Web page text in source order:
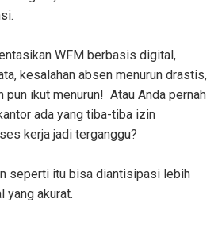
WFM berbasis digital,
kesalahan absen menurun drastis,
pun ikut menurun! Atau Anda pernah
ada yang tiba-tiba izin
kerja jadi terganggu?
seperti itu bisa diantisipasi lebih
yang akurat.